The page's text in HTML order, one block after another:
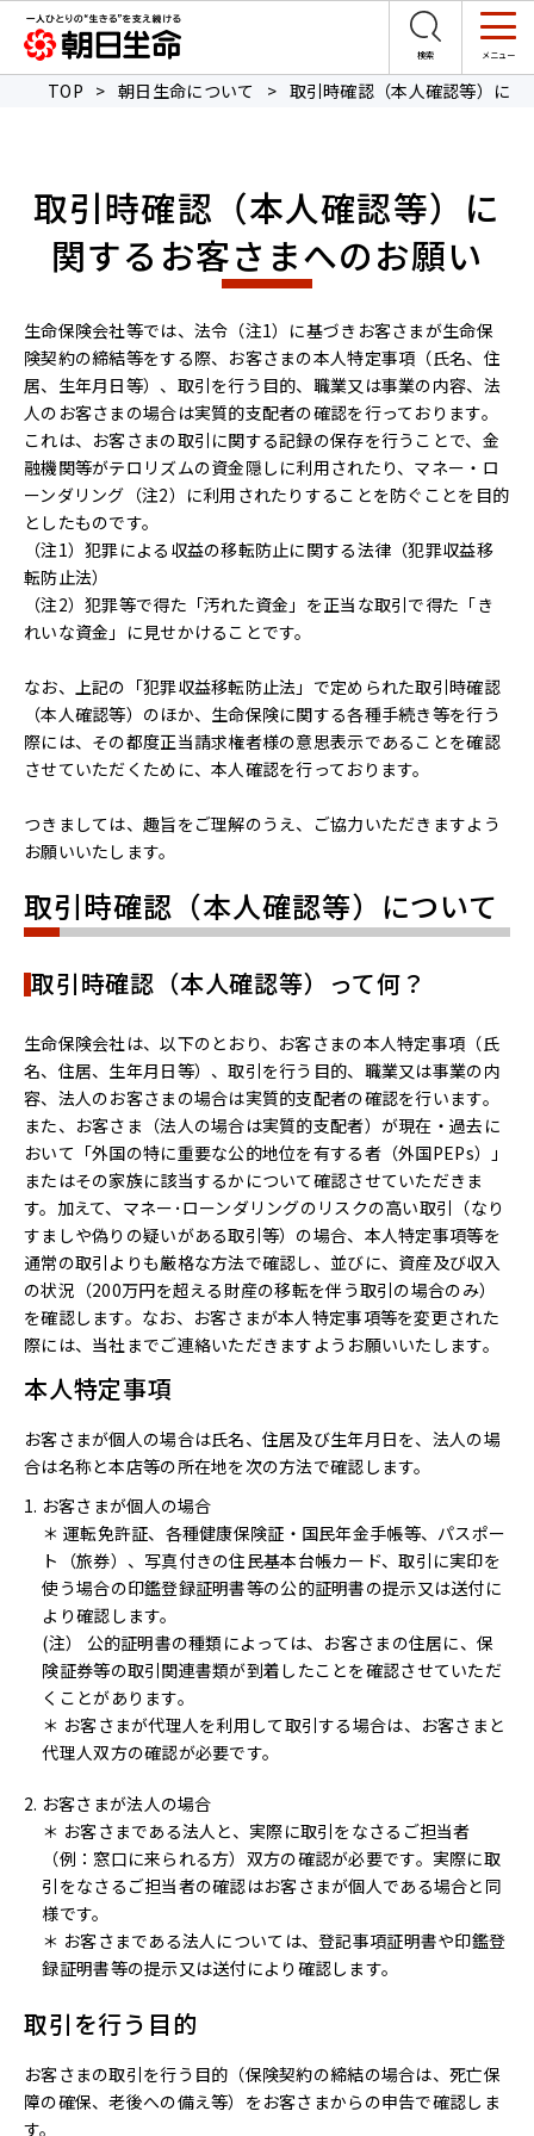
TOP > 朝日生命について > 取引時確認（本人確認等）に
取引時確認（本人確認等）に
関するお客さまへのお願い
生命保険会社等では、法令（注1）に基づきお客さまが生命保
険契約の締結等をする際、お客さまの本人特定事項（氏名、住
居、生年月日等）、取引を行う目的、職業又は事業の内容、法
人のお客さまの場合は実質的支配者の確認を行っております。
これは、お客さまの取引に関する記録の保存を行うことで、金
融機関等がテロリズムの資金隠しに利用されたり、マネー・ロ
ーンダリング（注2）に利用されたりすることを防ぐことを目的
としたものです。
（注1）犯罪による収益の移転防止に関する法律（犯罪収益移
転防止法）
（注2）犯罪等で得た「汚れた資金」を正当な取引で得た「き
れいな資金」に見せかけることです。
なお、上記の「犯罪収益移転防止法」で定められた取引時確認
（本人確認等）のほか、生命保険に関する各種手続き等を行う
際には、その都度正当請求権者様の意思表示であることを確認
させていただくために、本人確認を行っております。
つきましては、趣旨をご理解のうえ、ご協力いただきますよう
お願いいたします。
取引時確認（本人確認等）について
取引時確認（本人確認等）って何？
生命保険会社は、以下のとおり、お客さまの本人特定事項（氏
名、住居、生年月日等）、取引を行う目的、職業又は事業の内
容、法人のお客さまの場合は実質的支配者の確認を行います。
また、お客さま（法人の場合は実質的支配者）が現在・過去に
おいて「外国の特に重要な公的地位を有する者（外国PEPs）」
またはその家族に該当するかについて確認させていただきま
す。加えて、マネー･ローンダリングのリスクの高い取引（なり
すましや偽りの疑いがある取引等）の場合、本人特定事項等を
通常の取引よりも厳格な方法で確認し、並びに、資産及び収入
の状況（200万円を超える財産の移転を伴う取引の場合のみ）
を確認します。なお、お客さまが本人特定事項等を変更された
際には、当社までご連絡いただきますようお願いいたします。
本人特定事項
お客さまが個人の場合は氏名、住居及び生年月日を、法人の場
合は名称と本店等の所在地を次の方法で確認します。
お客さまが個人の場合
＊ 運転免許証、各種健康保険証・国民年金手帳等、パスポー
ト（旅券）、写真付きの住民基本台帳カード、取引に実印を
使う場合の印鑑登録証明書等の公的証明書の提示又は送付に
より確認します。
(注） 公的証明書の種類によっては、お客さまの住居に、保
険証券等の取引関連書類が到着したことを確認させていただ
くことがあります。
＊ お客さまが代理人を利用して取引する場合は、お客さまと
代理人双方の確認が必要です。
お客さまが法人の場合
＊ お客さまである法人と、実際に取引をなさるご担当者
（例：窓口に来られる方）双方の確認が必要です。実際に取
引をなさるご担当者の確認はお客さまが個人である場合と同
様です。
＊ お客さまである法人については、登記事項証明書や印鑑登
録証明書等の提示又は送付により確認します。
取引を行う目的
お客さまの取引を行う目的（保険契約の締結の場合は、死亡保
障の確保、老後への備え等）をお客さまからの申告で確認しま
す。